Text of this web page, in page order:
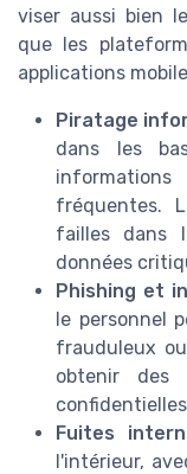
viser aussi bien
que les
applications
Piratage
dans les
informations
fréquentes.
failles dans
données
Phishing et
le personnel
frauduleux
obtenir des
Fuites
l'intérieur,